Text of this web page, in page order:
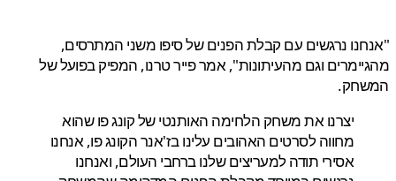
נרגשים עם קבלת הפנים של סיפו משני המתרסים,
וגם מהעיתונות", אמר פייר טרנו, המפיק בפועל של
יצרנו את משחק הלחימה האותנטי של קונג פו שהוא
מחווה לסרטים האהובים עלינו בז'אנר הקונג פו, אנחנו
אסירי תודה למעריצים שלנו ברחבי העולם, ואנחנו